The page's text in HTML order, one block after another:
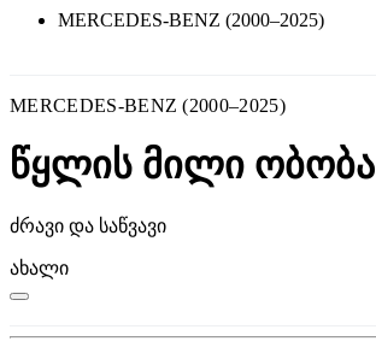
MERCEDES-BENZ (2000–2025)
MERCEDES-BENZ (2000–2025)
წყლის მილი ობობა
ძრავი და საწვავი
ახალი